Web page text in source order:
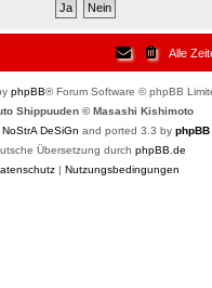
Alle
phpBB® Forum Software © phpBB
Shippuuden © Masashi Kishimoto
DeSiGn and ported 3.3 by
Übersetzung durch phpBB.de
| Nutzungsbedingungen